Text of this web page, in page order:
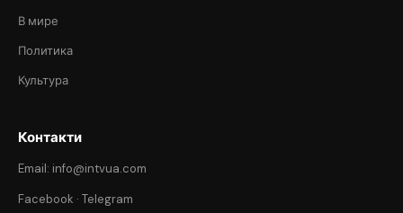
В мире
Политика
Культура
Контакти
Email: info@intvua.com
Facebook · Telegram